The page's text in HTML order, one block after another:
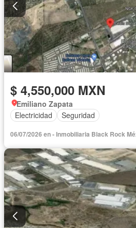
$ 4,550,000 MXN
Emiliano Zapata
Electricidad
Seguridad
06/07/2026 en - Inmobiliaria Black Rock